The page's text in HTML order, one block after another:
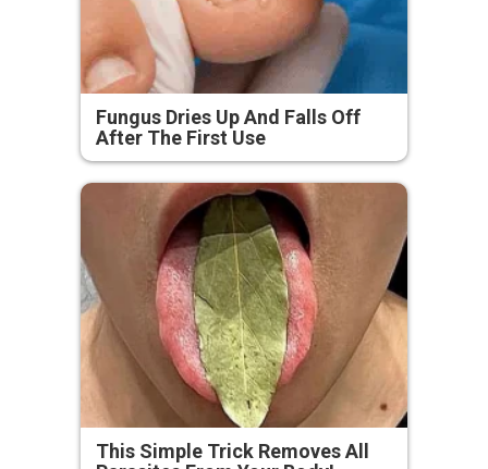
Fungus Dries Up And Falls Off
After The First Use
This Simple Trick Removes All